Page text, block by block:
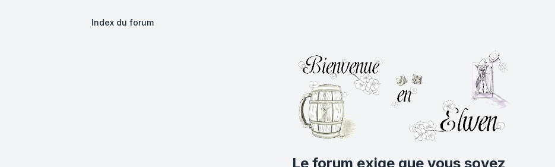
Index du forum
Le forum exige que vous soyez